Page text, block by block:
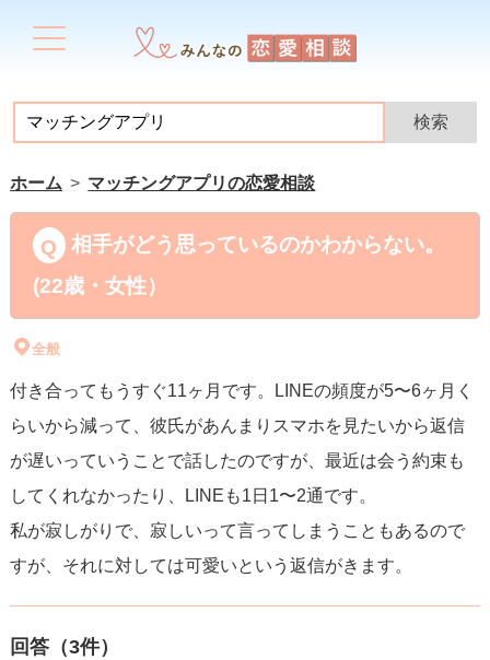
ホーム マッチングアプリの恋愛相談
相手がどう思っているのかわからない。
(22歳・女性）
全般
付き合ってもうすぐ11ヶ月です。LINEの頻度が5〜6ヶ月く
らいから減って、彼氏があんまりスマホを見たいから返信
が遅いっていうことで話したのですが、最近は会う約束も
してくれなかったり、LINEも1日1〜2通です。
私が寂しがりで、寂しいって言ってしまうこともあるので
すが、それに対しては可愛いという返信がきます。
回答（3件）